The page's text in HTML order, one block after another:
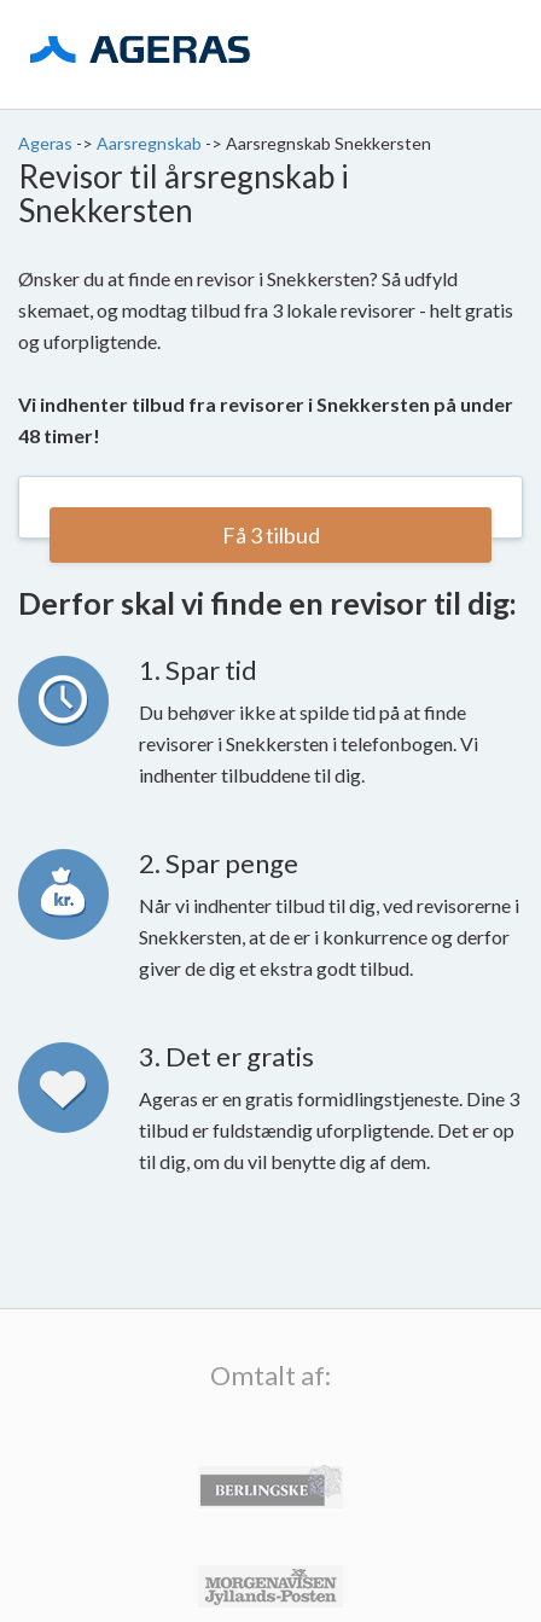
Ageras -> Aarsregnskab -> Aarsregnskab Snekkersten
Revisor til årsregnskab i
Snekkersten
Ønsker du at finde en revisor i Snekkersten? Så udfyld
skemaet, og modtag tilbud fra 3 lokale revisorer - helt gratis
og uforpligtende.
Vi indhenter tilbud fra revisorer i Snekkersten på under
48 timer!
Få 3 tilbud
Derfor skal vi finde en revisor til dig:
1. Spar tid
Du behøver ikke at spilde tid på at finde
revisorer i Snekkersten i telefonbogen. Vi
indhenter tilbuddene til dig.
2. Spar penge
Når vi indhenter tilbud til dig, ved revisorerne i
Snekkersten, at de er i konkurrence og derfor
giver de dig et ekstra godt tilbud.
3. Det er gratis
Ageras er en gratis formidlingstjeneste. Dine 3
tilbud er fuldstændig uforpligtende. Det er op
til dig, om du vil benytte dig af dem.
Omtalt af: